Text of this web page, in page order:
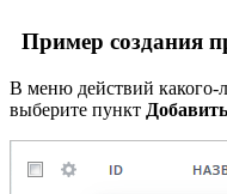
Пример создания
В меню действий какого-
выберите пункт